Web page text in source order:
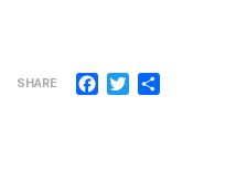
SHARE Facebook
Twitter